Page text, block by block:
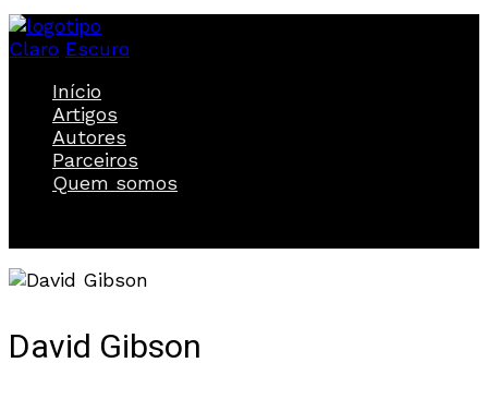
Claro Escuro
Início
Artigos
Autores
Parceiros
Quem somos
David Gibson